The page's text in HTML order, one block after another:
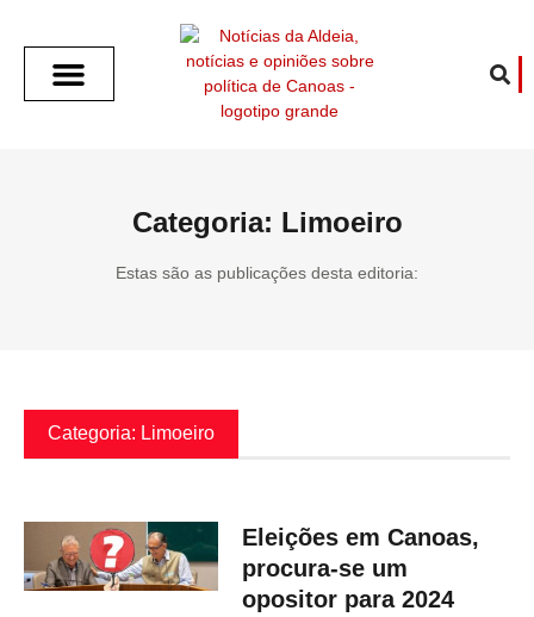
Categoria: Limoeiro
Estas são as publicações desta editoria:
Categoria: Limoeiro
Eleições em Canoas,
procura-se um
opositor para 2024